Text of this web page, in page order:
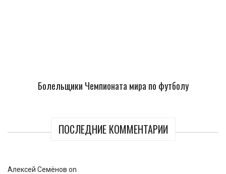
Болельщики Чемпионата мира по футболу
ПОСЛЕДНИЕ КОММЕНТАРИИ
Алексей Семёнов on